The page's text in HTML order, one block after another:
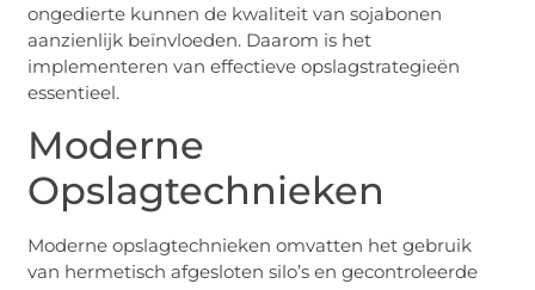
ongedierte kunnen de kwaliteit van sojabonen
aanzienlijk beïnvloeden. Daarom is het
implementeren van effectieve opslagstrategieën
essentieel.
Moderne
Opslagtechnieken
Moderne opslagtechnieken omvatten het gebruik
van hermetisch afgesloten silo’s en gecontroleerde